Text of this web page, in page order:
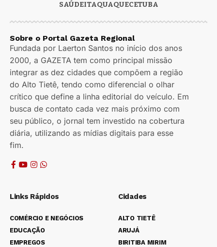
SAÚDEITAQUAQUECETUBA
Sobre o Portal Gazeta Regional
Fundada por Laerton Santos no início dos anos
2000, a GAZETA tem como principal missão
integrar as dez cidades que compõem a região
do Alto Tietê, tendo como diferencial o olhar
crítico que define a linha editorial do veículo. Em
busca de contato cada vez mais próximo com
seu público, o jornal tem investido na cobertura
diária, utilizando as mídias digitais para esse
fim.
Links Rápidos
COMÉRCIO E NEGÓCIOS
EDUCAÇÃO
EMPREGOS
Cidades
ALTO TIETÊ
ARUJÁ
BIRITIBA MIRIM